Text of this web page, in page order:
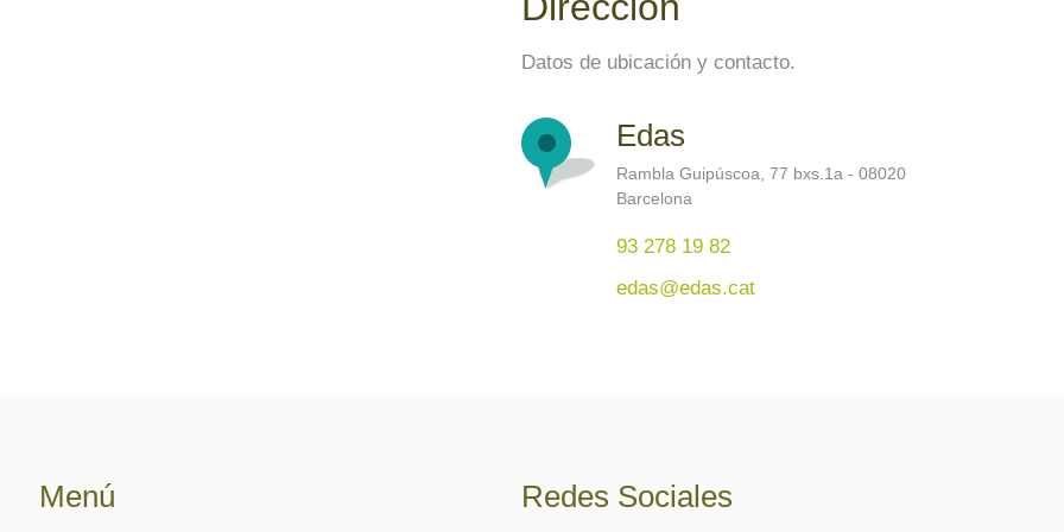
Datos de ubicación y contacto.
Edas
Rambla Guipúscoa, 77 bxs.1a - 08020
Barcelona
93 278 19 82
edas@edas.cat
Menú Redes Sociales